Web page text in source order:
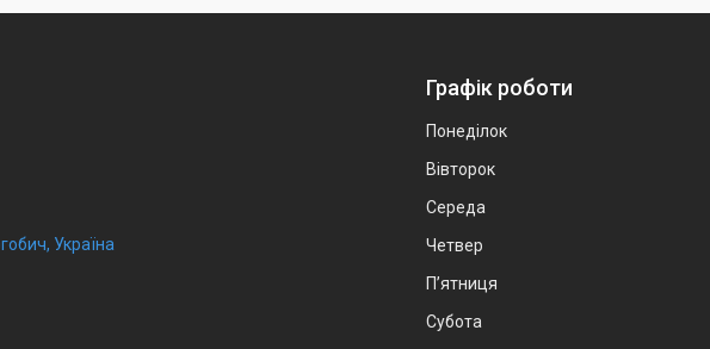
Україна
Графік роботи
Понеділок
Вівторок
Середа
Четвер
Пʼятниця
Субота